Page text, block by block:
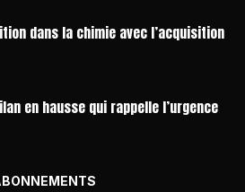
dans la chimie avec l’acquisition
en hausse qui rappelle l’urgence